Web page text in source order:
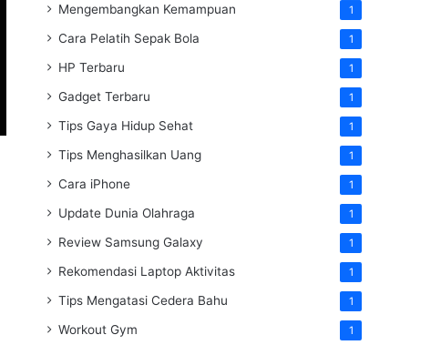
Mengembangkan Kemampuan 1
Cara Pelatih Sepak Bola 1
HP Terbaru 1
Gadget Terbaru 1
Tips Gaya Hidup Sehat 1
Tips Menghasilkan Uang 1
Cara iPhone 1
Update Dunia Olahraga 1
Review Samsung Galaxy 1
Rekomendasi Laptop Aktivitas 1
Tips Mengatasi Cedera Bahu 1
Workout Gym 1